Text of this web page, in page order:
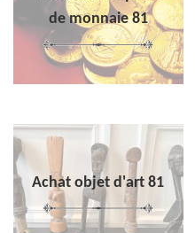
de monnaie 81
Achat objet d'art 81